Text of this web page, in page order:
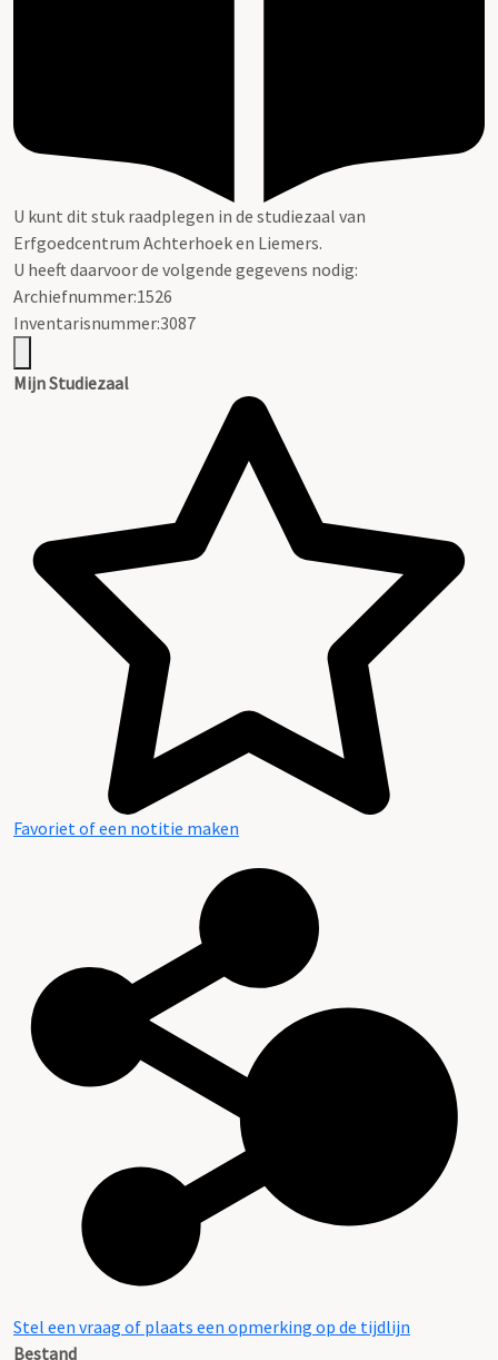
U kunt dit stuk raadplegen in de studiezaal van
Erfgoedcentrum Achterhoek en Liemers.
U heeft daarvoor de volgende gegevens nodig:
Archiefnummer:1526
Inventarisnummer:3087
Mijn Studiezaal
Favoriet of een notitie maken
Stel een vraag of plaats een opmerking op de tijdlijn
Bestand